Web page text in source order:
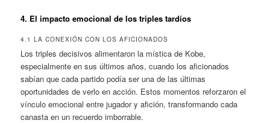
4. El impacto emocional de los triples tardíos
4.1 LA CONEXIÓN CON LOS AFICIONADOS
Los triples decisivos alimentaron la mística de Kobe,
especialmente en sus últimos años, cuando los aficionados
sabían que cada partido podía ser una de las últimas
oportunidades de verlo en acción. Estos momentos reforzaron el
vínculo emocional entre jugador y afición, transformando cada
canasta en un recuerdo imborrable.